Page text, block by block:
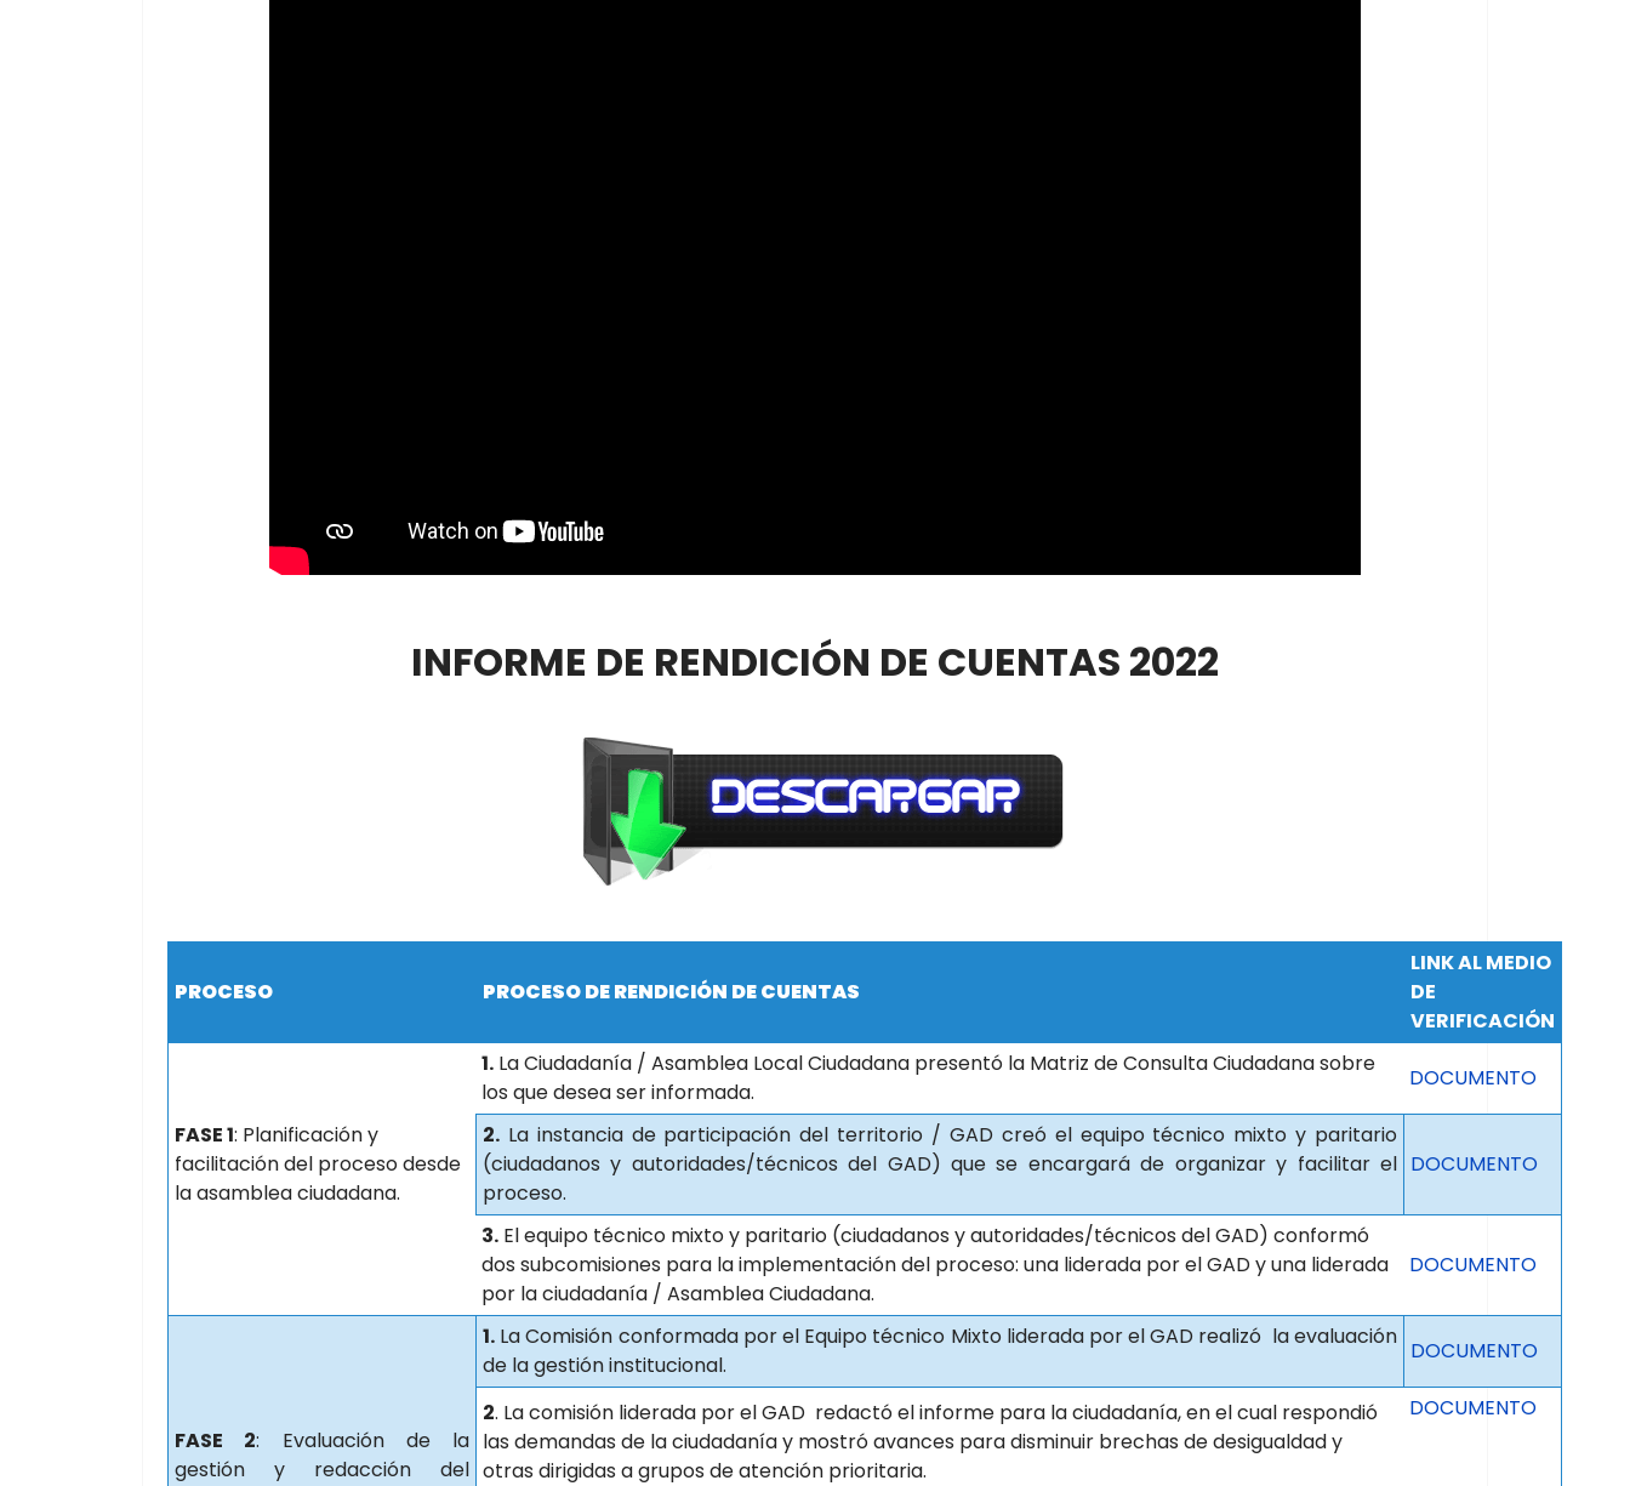
INFORME DE RENDICIÓN DE CUENTAS 2022
PROCESO PROCESO DE RENDICIÓN DE CUENTAS
LINK AL MEDIO
DE
VERIFICACIÓN
FASE 1: Planificación y
facilitación del proceso desde
la asamblea ciudadana.
1. La Ciudadanía / Asamblea Local Ciudadana presentó la Matriz de Consulta Ciudadana sobre
los que desea ser informada.
DOCUMENTO
2. La instancia de participación del territorio / GAD creó el equipo técnico mixto y paritario
(ciudadanos y autoridades/técnicos del GAD) que se encargará de organizar y facilitar el
proceso.
DOCUMENTO
3. El equipo técnico mixto y paritario (ciudadanos y autoridades/técnicos del GAD) conformó
dos subcomisiones para la implementación del proceso: una liderada por el GAD y una liderada
por la ciudadanía / Asamblea Ciudadana.
DOCUMENTO
FASE 2: Evaluación de la
gestión y redacción del
1. La Comisión conformada por el Equipo técnico Mixto liderada por el GAD realizó la evaluación
de la gestión institucional.
DOCUMENTO
2. La comisión liderada por el GAD redactó el informe para la ciudadanía, en el cual respondió
las demandas de la ciudadanía y mostró avances para disminuir brechas de desigualdad y
otras dirigidas a grupos de atención prioritaria.
DOCUMENTO